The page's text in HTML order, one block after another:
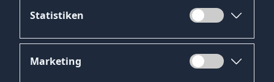
Statistiken
Marketing